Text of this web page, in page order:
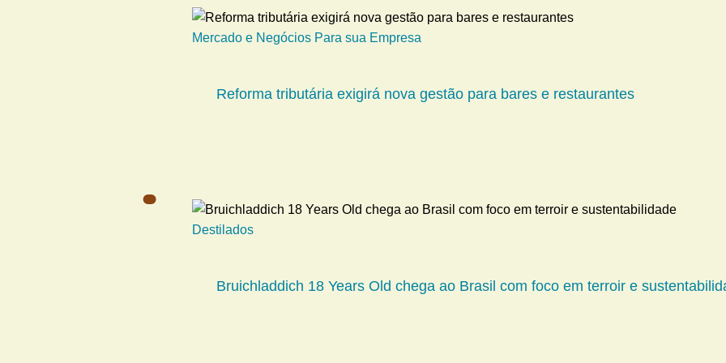
Mercado e Negócios Para sua Empresa
Reforma tributária exigirá nova gestão para bares e restaurantes
Destilados
Bruichladdich 18 Years Old chega ao Brasil com foco em terroir e